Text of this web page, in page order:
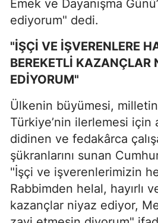
Emek ve Dayanışma
ediyorum" dedi.
"İŞÇİ VE İŞVERENLERE
BEREKETLİ KAZANÇLAR
EDİYORUM"
Ülkenin büyümesi,
Türkiye’nin ilerlemesi için
didinen ve fedakârca
şükranlarını sunan
"İşçi ve işverenlerimizin
Rabbimden helal, hayırlı
kazançlar niyaz ediyor,